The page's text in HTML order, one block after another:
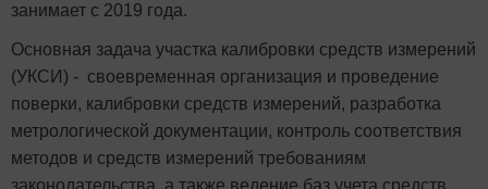
занимает с 2019 года.
Основная задача участка калибровки средств измерений
(УКСИ) - своевременная организация и проведение
поверки, калибровки средств измерений, разработка
метрологической документации, контроль соответствия
методов и средств измерений требованиям
законодательства, а также ведение баз учета средств